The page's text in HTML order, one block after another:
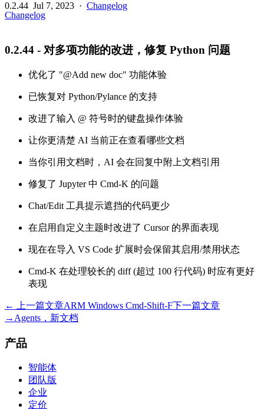
0.2.44 Jul 7, 2023 · Changelog
Changelog
0.2.44 - 对多项功能的改进，修复 Python 问题
优化了 "@Add new doc" 功能体验
已恢复对 Python/Pylance 的支持
改进了输入 @ 符号时的键盘操作体验
让你更清楚 AI 当前正在查看哪些文档
当你引用文档时，AI 会在回复中附上文档引用
修复了 Jupyter 中 Cmd-K 的问题
Chat/Edit 工具提示遮挡的代码更少
在启用自定义主题时改进了 Cursor 的界面表现
现在在导入 VS Code 扩展时会保留其启用/禁用状态
Cmd-K 在处理较长的 diff (超过 100 行代码) 时应有更好
表现
← 上一篇文章ARM Windows Cmd-Shift-F下一篇文章
→ Agents，新文档
产品
智能体
团队版
企业
定价